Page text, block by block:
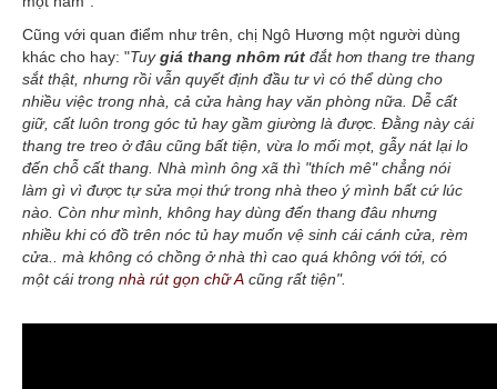
Cũng với quan điểm như trên, chị Ngô Hương một người dùng
khác cho hay: "Tuy giá thang nhôm rút đắt hơn thang tre thang
sắt thật, nhưng rồi vẫn quyết định đầu tư vì có thể dùng cho
nhiều việc trong nhà, cả cửa hàng hay văn phòng nữa. Dễ cất
giữ, cất luôn trong góc tủ hay gầm giường là được. Đằng này cái
thang tre treo ở đâu cũng bất tiện, vừa lo mối mọt, gẫy nát lại lo
đến chỗ cất thang. Nhà mình ông xã thì "thích mê" chẳng nói
làm gì vì được tự sửa mọi thứ trong nhà theo ý mình bất cứ lúc
nào. Còn như mình, không hay dùng đến thang đâu nhưng
nhiều khi có đồ trên nóc tủ hay muốn vệ sinh cái cánh cửa, rèm
cửa.. mà không có chồng ở nhà thì cao quá không với tới, có
một cái trong nhà rút gọn chữ A cũng rất tiện".